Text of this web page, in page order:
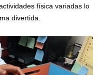
física variadas lo
divertida.